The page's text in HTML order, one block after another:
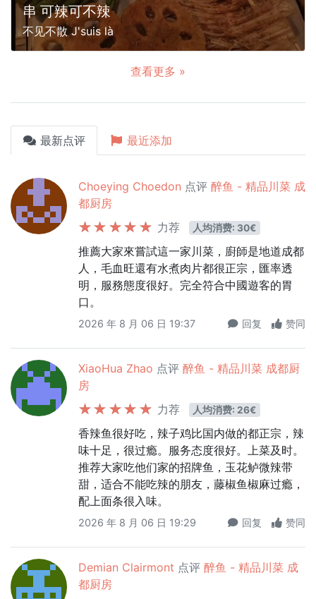
串 可辣可不辣
不见不散 J'suis là
查看更多 »
最新点评 最近添加
Choeying Choedon 点评 醉鱼 - 精品川菜 成
都厨房
力荐
人均消费: 30€
推薦大家來嘗試這一家川菜，廚師是地道成都
人，毛血旺還有水煮肉片都很正宗，匯率透
明，服務態度很好。完全符合中國遊客的胃
口。
2026 年 8 月 06 日 19:37 回复 赞同
XiaoHua Zhao 点评 醉鱼 - 精品川菜 成都厨
房
力荐
人均消费: 26€
香辣鱼很好吃，辣子鸡比国内做的都正宗，辣
味十足，很过瘾。服务态度很好。上菜及时。
推荐大家吃他们家的招牌鱼，玉花鲈微辣带
甜，适合不能吃辣的朋友，藤椒鱼椒麻过瘾，
配上面条很入味。
2026 年 8 月 06 日 19:29 回复 赞同
Demian Clairmont 点评 醉鱼 - 精品川菜 成
都厨房